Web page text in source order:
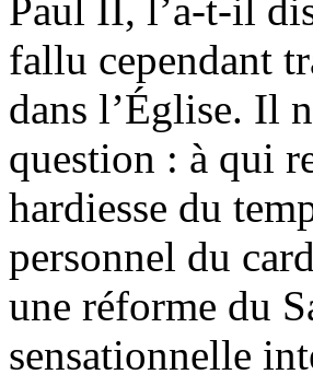
Paul II, l’a-t-il
fallu cependant
dans l’Église. Il
question : à qui
hardiesse du
personnel du
une réforme du
sensationnelle